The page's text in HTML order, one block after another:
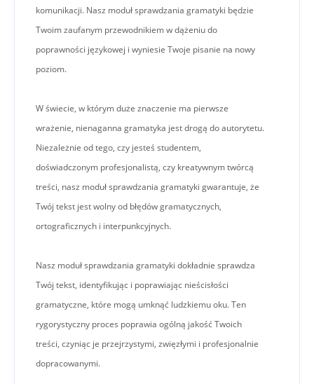
komunikacji. Nasz moduł sprawdzania gramatyki będzie
Twoim zaufanym przewodnikiem w dążeniu do
poprawności językowej i wyniesie Twoje pisanie na nowy
poziom.
W świecie, w którym duże znaczenie ma pierwsze
wrażenie, nienaganna gramatyka jest drogą do autorytetu.
Niezależnie od tego, czy jesteś studentem,
doświadczonym profesjonalistą, czy kreatywnym twórcą
treści, nasz moduł sprawdzania gramatyki gwarantuje, że
Twój tekst jest wolny od błędów gramatycznych,
ortograficznych i interpunkcyjnych.
Nasz moduł sprawdzania gramatyki dokładnie sprawdza
Twój tekst, identyfikując i poprawiając nieścisłości
gramatyczne, które mogą umknąć ludzkiemu oku. Ten
rygorystyczny proces poprawia ogólną jakość Twoich
treści, czyniąc je przejrzystymi, zwięzłymi i profesjonalnie
dopracowanymi.